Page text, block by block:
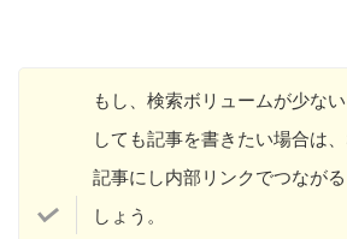
もし、検索ボリュームが少な
しても記事を書きたい場合は
記事にし内部リンクでつなが
しょう。